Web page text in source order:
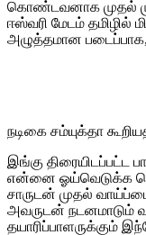
கொண்டவனாக முதல்
ஈஸ்வரி மேடம் தமிழில்
அழுத்தமான படைப்பாக,
நடிகை சம்யுக்தா
இங்கு திரையிடப்பட்ட
என்னை ஓய்வெடுக்க
சாருடன் முதல்
அவருடன் நடனமாடும்
தயாரிப்பாளருக்கும்